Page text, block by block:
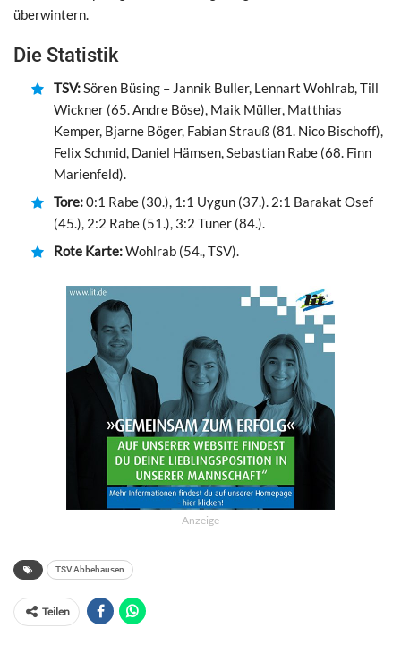
überwintern.
Die Statistik
TSV:Sören Büsing – Jannik Buller, Lennart Wohlrab, Till
Wickner (65. Andre Böse), Maik Müller, Matthias
Kemper, Bjarne Böger, Fabian Strauß (81. Nico Bischoff),
Felix Schmid, Daniel Hämsen, Sebastian Rabe (68. Finn
Marienfeld).
Tore:0:1 Rabe (30.), 1:1 Uygun (37.). 2:1 Barakat Osef
(45.), 2:2 Rabe (51.), 3:2 Tuner (84.).
Rote Karte:Wohlrab (54., TSV).
Anzeige
TSV Abbehausen
Teilen